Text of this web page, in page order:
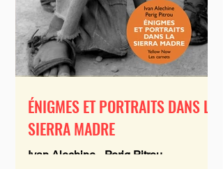
ÉNIGMES ET PORTRAITS DANS LA
SIERRA MADRE
Ivan Alechine - Perig Pitrou